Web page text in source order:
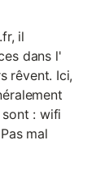
il
dans l'
rêvent. Ici,
: wifi
mal